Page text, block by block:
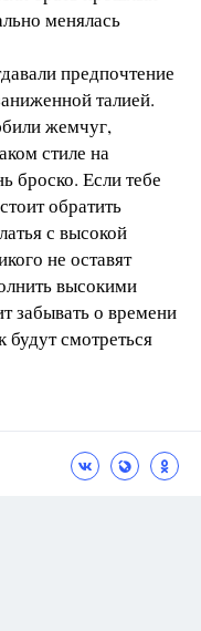
менялась
предпочтение
талией.
жемчуг,
стиле на
броско. Если тебе
обратить
с высокой
не оставят
высокими
забывать о времени
смотреться